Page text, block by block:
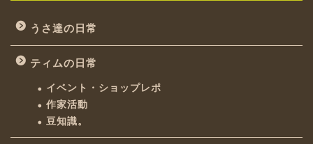
うさ達の日常
ティムの日常
イベント・ショップレポ
作家活動
豆知識。